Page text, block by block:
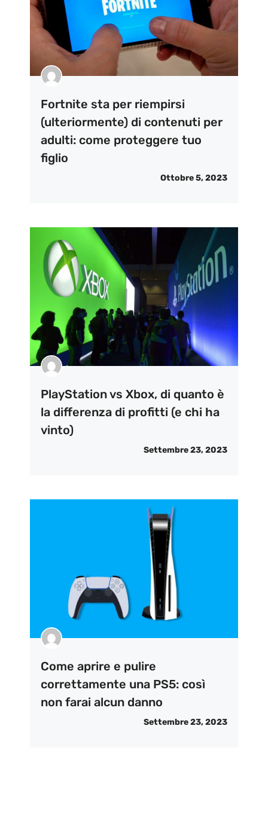
Fortnite sta per riempirsi
(ulteriormente) di contenuti per
adulti: come proteggere tuo
figlio
Ottobre 5, 2023
PlayStation vs Xbox, di quanto è
la differenza di profitti (e chi ha
vinto)
Settembre 23, 2023
Come aprire e pulire
correttamente una PS5: così
non farai alcun danno
Settembre 23, 2023